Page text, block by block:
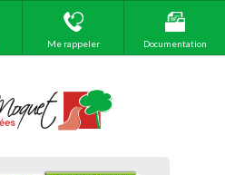
Me rappeler Documentation